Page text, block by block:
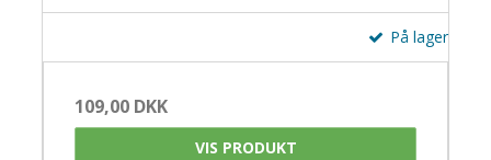
På lager
109,00 DKK
VIS PRODUKT